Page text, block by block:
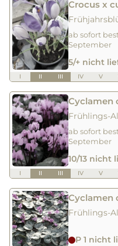
Crocus x
ab sofort
September
5/+ nicht
I II III IV V
Cyclamen
Frühlings-
ab sofort
September
10/13 nicht
I II III IV V
Cyclamen
Frühlings-
P 1 nicht